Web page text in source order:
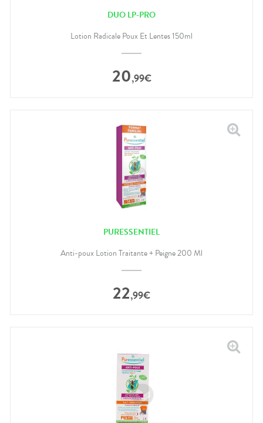
DUO LP-PRO
Lotion Radicale Poux Et Lentes 150ml
20,99€
PURESSENTIEL
Anti-poux Lotion Traitante + Peigne 200 Ml
22,99€